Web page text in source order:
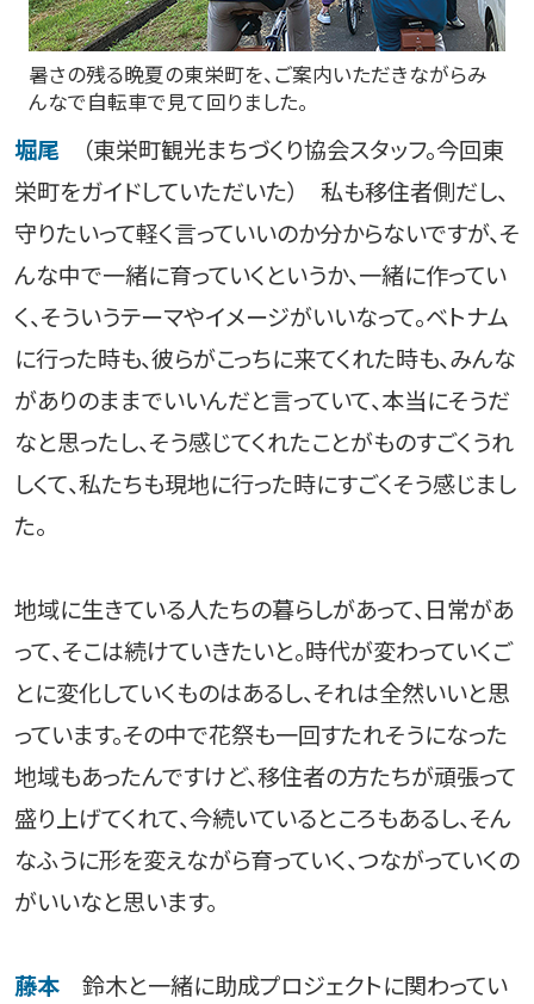
暑さの残る晩夏の東栄町を、ご案内いただきながらみ
んなで自転車で見て回りました。
堀尾
（東栄町観光まちづくり協会スタッフ。今回東
栄町をガイドしていただいた） 私も移住者側だし、
守りたいって軽く言っていいのか分からないですが、そ
んな中で一緒に育っていくというか、一緒に作ってい
く、そういうテーマやイメージがいいなって。ベトナム
に行った時も、彼らがこっちに来てくれた時も、みんな
がありのままでいいんだと言っていて、本当にそうだ
なと思ったし、そう感じてくれたことがものすごくうれ
しくて、私たちも現地に行った時にすごくそう感じまし
た。
地域に生きている人たちの暮らしがあって、日常があ
って、そこは続けていきたいと。時代が変わっていくご
とに変化していくものはあるし、それは全然いいと思
っています。その中で花祭も一回すたれそうになった
地域もあったんですけど、移住者の方たちが頑張って
盛り上げてくれて、今続いているところもあるし、そん
なふうに形を変えながら育っていく、つながっていくの
がいいなと思います。
藤本鈴木と一緒に助成プロジェクトに関わってい